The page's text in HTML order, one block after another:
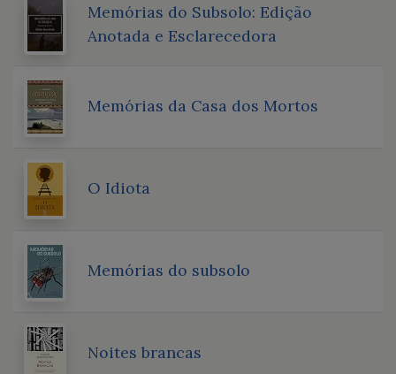
Memórias do Subsolo: Edição
Anotada e Esclarecedora
Memórias da Casa dos Mortos
O Idiota
Memórias do subsolo
Noites brancas